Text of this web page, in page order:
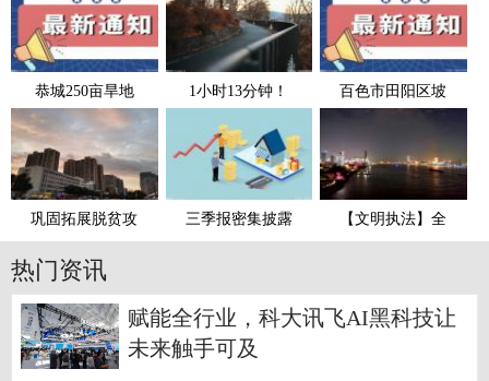
恭城250亩旱地 1小时13分钟！ 百色市田阳区坡
巩固拓展脱贫攻 三季报密集披露 【文明执法】全
热门资讯
赋能全行业，科大讯飞AI黑科技让
未来触手可及